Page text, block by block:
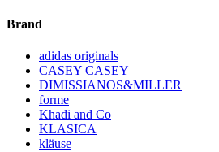
Brand
adidas originals
CASEY CASEY
DIMISSIANOS&MILLER
forme
Khadi and Co
KLASICA
kläuse